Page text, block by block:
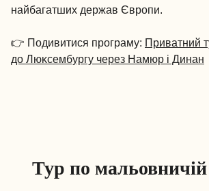
найбагатших держав Європи.
👉 Подивитися програму: Приватний
до Люĸсембургу через Намюр і Динан
Тур по мальовничій